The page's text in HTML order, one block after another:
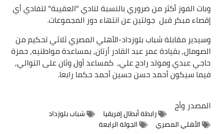
وبات الفوز أكثر من ضروري بالنسبة لنادي "العقيبة" لتفادي أي
إقصاء مبكر قبل جولتين عن انتهاء دور المجموعات.
وسيدير مقابلة شباب بلوزداد-الأهلي المصري ثلاثي تحكيم من
الصومال, بقيادة عمر عبد القادر أرتان, بمساعدة مواطنيه, حمزة
حاجي عبدي ومولد رادج علي, كمساعد أول وثان على التوالي,
فيما سيكون أحمد حسن حسين أحمد حكما رابعا.
المصدروأج
رابطة أبطال إفريقيا
شباب بلوزداد
الأهلي المصري
الجولة الرابعة